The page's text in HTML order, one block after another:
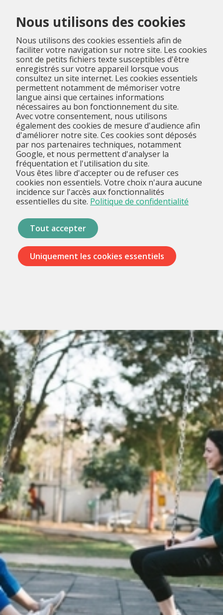
Nous utilisons des cookies
Nous utilisons des cookies essentiels afin de
faciliter votre navigation sur notre site. Les cookies
sont de petits fichiers texte susceptibles d'être
enregistrés sur votre appareil lorsque vous
consultez un site internet. Les cookies essentiels
permettent notamment de mémoriser votre
langue ainsi que certaines informations
nécessaires au bon fonctionnement du site.
Avec votre consentement, nous utilisons
également des cookies de mesure d'audience afin
d'améliorer notre site. Ces cookies sont déposés
par nos partenaires techniques, notamment
Google, et nous permettent d'analyser la
fréquentation et l'utilisation du site.
Vous êtes libre d'accepter ou de refuser ces
cookies non essentiels. Votre choix n'aura aucune
incidence sur l'accès aux fonctionnalités
essentielles du site. Politique de confidentialité
Tout accepter
Uniquement les cookies essentiels
Menu